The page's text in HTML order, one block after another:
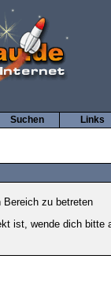
Links
Suchen
Bereich zu betreten
ist, wende dich bitte